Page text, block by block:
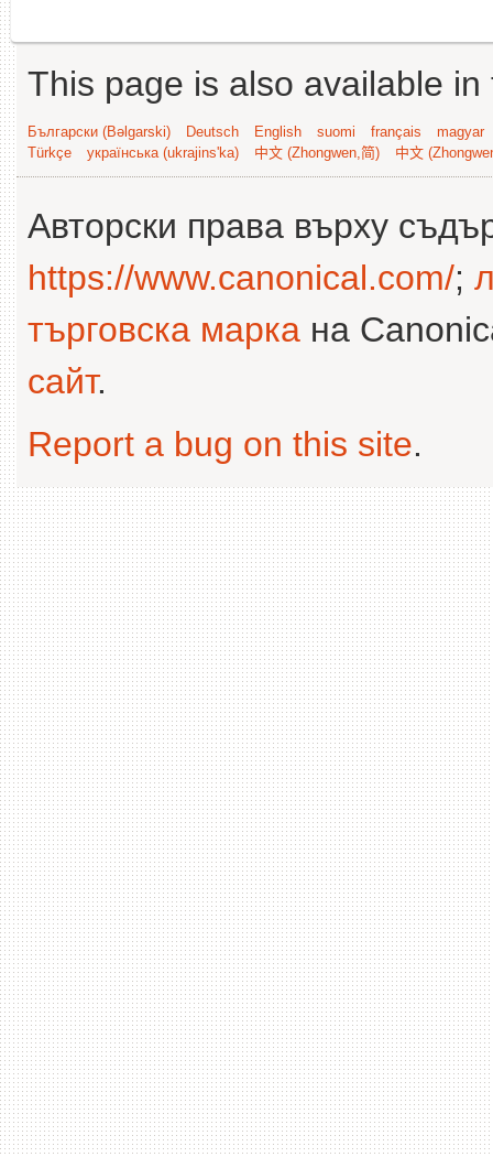
This page is also available
Български (Bəlgarski) Deutsch English suomi français
magyar
Türkçe
українська (ukrajins'ka) 中文 (Zhongwen,简) 中文
Авторски права върху
https://www.canonical.com/;
търговска марка на
сайт.
Report a bug on this site.